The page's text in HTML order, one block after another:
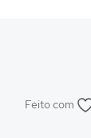
Feito com